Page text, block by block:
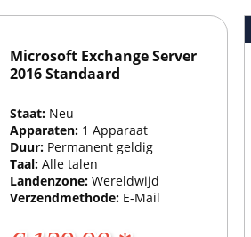
Microsoft Exchange Server
2016 Standaard
Staat: Neu
Apparaten: 1 Apparaat
Duur: Permanent geldig
Taal:Alle talen
Landenzone:Wereldwijd
Verzendmethode: E-Mail